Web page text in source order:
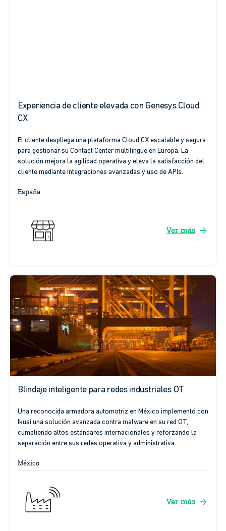
Experiencia de cliente elevada con Genesys Cloud
CX
El cliente despliega una plataforma Cloud CX escalable y segura
para gestionar su Contact Center multilingüe en Europa. La
solución mejora la agilidad operativa y eleva la satisfacción del
cliente mediante integraciones avanzadas y uso de APIs.
España
Ver más arrow_forward
Blindaje inteligente para redes industriales OT
Una reconocida armadora automotriz en México implementó con
Ikusi una solución avanzada contra malware en su red OT,
cumpliendo altos estándares internacionales y reforzando la
separación entre sus redes operativa y administrativa.
México
Ver más arrow_forward